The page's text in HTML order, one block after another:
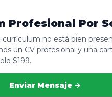
Profesional Por
no está bien
un CV profesional y una
$199.
Enviar Mensaje →